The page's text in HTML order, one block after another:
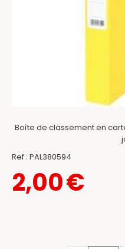
Boîte de classement en
Ref : PAL380594
2,00€